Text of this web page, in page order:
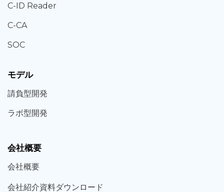
C-ID Reader
C-CA
SOC
モデル
請負型開発
ラボ型開発
会社概要
会社概要
会社紹介資料ダウンロード